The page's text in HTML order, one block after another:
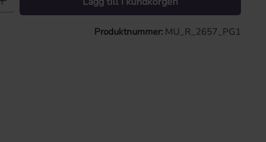
Produktnummer: MU_R_2657_PG1